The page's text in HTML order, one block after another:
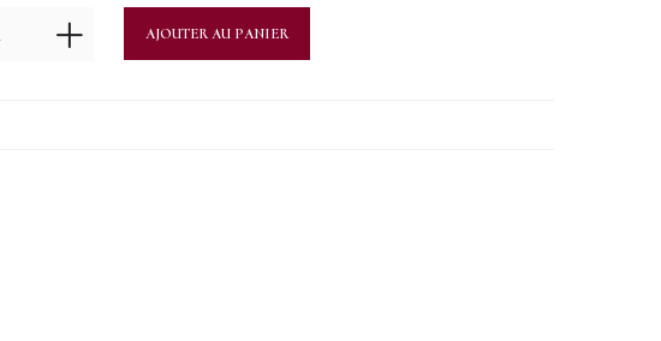
AJOUTER AU PANIER